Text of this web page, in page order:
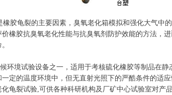
胶龟裂的主要因素，臭氧老化箱模拟和强化大气中
橡胶抗臭氧老化性能与抗臭氧剂防护效能的方法，
境试验设备之一，适用于考核硫化橡胶等制品在静
定的温度环境中，但无直射光照下的严酷条件的适
龟裂试验,可供各种科研机构及厂矿中心试验室对产